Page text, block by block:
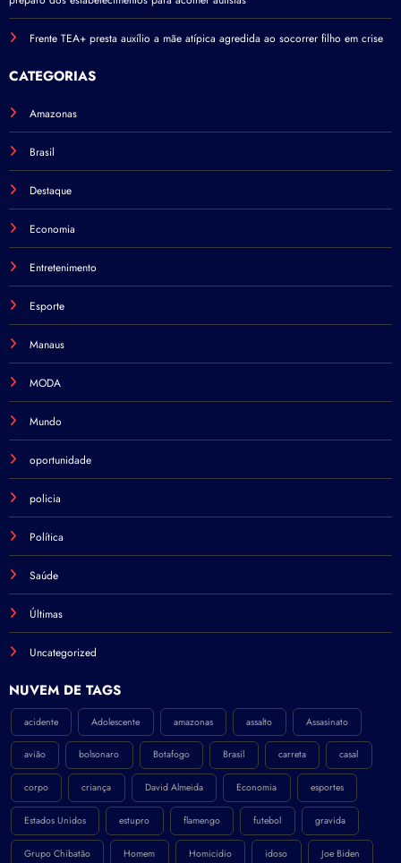
Frente TEA+ presta auxílio a mãe atípica agredida ao socorrer filho em crise
CATEGORIAS
Amazonas
Brasil
Destaque
Economia
Entretenimento
Esporte
Manaus
MODA
Mundo
oportunidade
policia
Política
Saúde
Últimas
Uncategorized
NÚVEM DE TAGS
acidente Adolescente amazonas assalto Assasinato
avião bolsonaro Botafogo Brasil carreta casal
corpo criança David Almeida Economia esportes
Estados Unidos estupro flamengo futebol gravida
Grupo Chibatão Homem Homicidio idoso Joe Biden